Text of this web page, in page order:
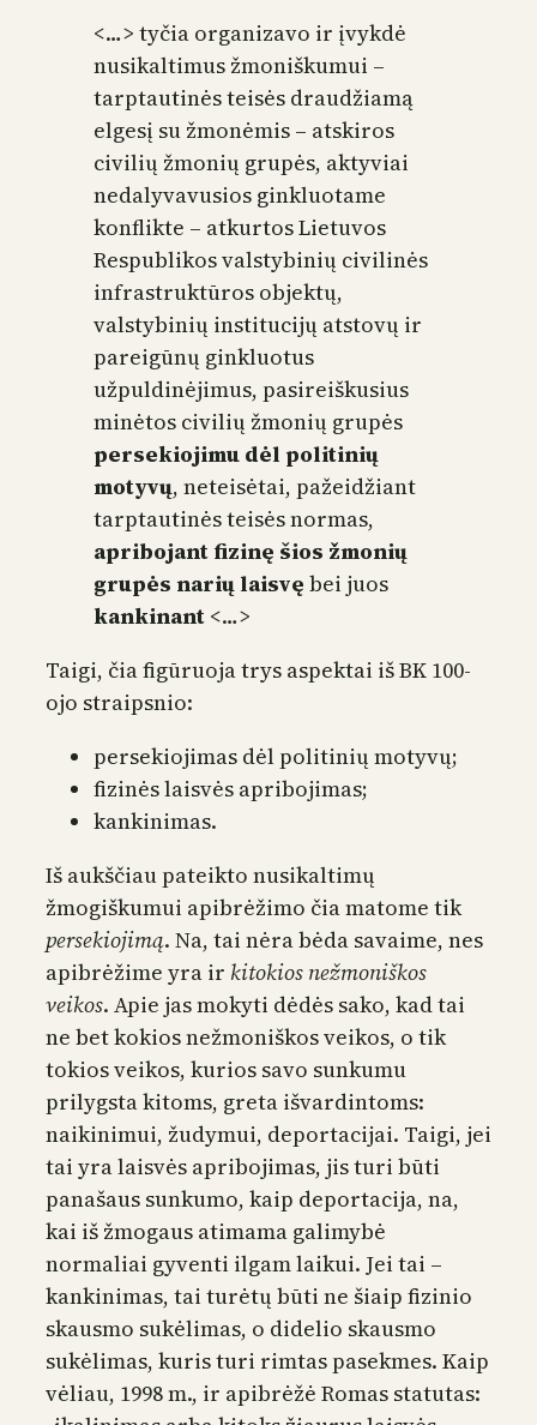
<…> tyčia organizavo ir įvykdė
nusikaltimus žmoniškumui –
tarptautinės teisės draudžiamą
elgesį su žmonėmis – atskiros
civilių žmonių grupės, aktyviai
nedalyvavusios ginkluotame
konflikte – atkurtos Lietuvos
Respublikos valstybinių civilinės
infrastruktūros objektų,
valstybinių institucijų atstovų ir
pareigūnų ginkluotus
užpuldinėjimus, pasireiškusius
minėtos civilių žmonių grupės
persekiojimu dėl politinių
motyvų, neteisėtai, pažeidžiant
tarptautinės teisės normas,
apribojant fizinę šios žmonių
grupės narių laisvę bei juos
kankinant <…>
Taigi, čia figūruoja trys aspektai iš BK 100-
ojo straipsnio:
persekiojimas dėl politinių motyvų;
fizinės laisvės apribojimas;
kankinimas.
Iš aukščiau pateikto nusikaltimų
žmogiškumui apibrėžimo čia matome tik
persekiojimą. Na, tai nėra bėda savaime, nes
apibrėžime yra ir kitokios nežmoniškos
veikos. Apie jas mokyti dėdės sako, kad tai
ne bet kokios nežmoniškos veikos, o tik
tokios veikos, kurios savo sunkumu
prilygsta kitoms, greta išvardintoms:
naikinimui, žudymui, deportacijai. Taigi, jei
tai yra laisvės apribojimas, jis turi būti
panašaus sunkumo, kaip deportacija, na,
kai iš žmogaus atimama galimybė
normaliai gyventi ilgam laikui. Jei tai –
kankinimas, tai turėtų būti ne šiaip fizinio
skausmo sukėlimas, o didelio skausmo
sukėlimas, kuris turi rimtas pasekmes. Kaip
vėliau, 1998 m., ir apibrėžė Romas statutas: